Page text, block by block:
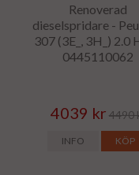
Renoverad
dieselspridare -
307 (3E_, 3H_) 2.0
0445110062
4039 kr 4490
INFO KÖP